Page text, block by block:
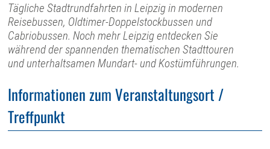
Tägliche Stadtrundfahrten in Leipzig in modernen
Reisebussen, Oldtimer-Doppelstockbussen und
Cabriobussen. Noch mehr Leipzig entdecken Sie
während der spannenden thematischen Stadttouren
und unterhaltsamen Mundart- und Kostümführungen.
Informationen zum Veranstaltungsort /
Treffpunkt